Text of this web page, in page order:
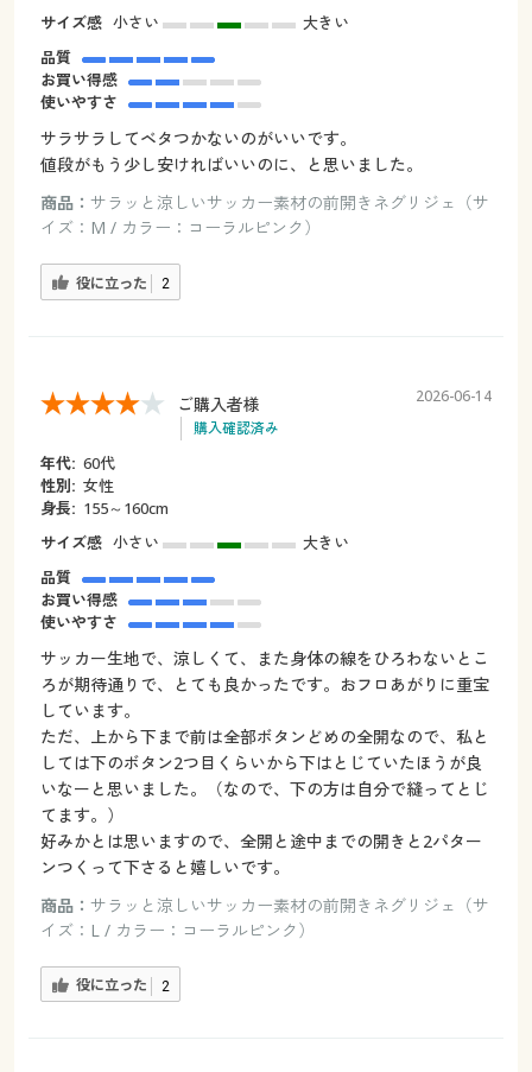
サイズ感 小さい
大きい
品質
お買い得感
使いやすさ
サラサラしてベタつかないのがいいです。
値段がもう少し安ければいいのに、と思いました。
商品： サラッと涼しいサッカー素材の前開きネグリジェ（サ
イズ：M / カラー：コーラルピンク）
役に立った 2
ご購入者様
購入確認済み
2026-06-14
年代: 60代
性別: 女性
身長: 155～160cm
サイズ感 小さい
大きい
品質
お買い得感
使いやすさ
サッカー生地で、涼しくて、また身体の線をひろわないとこ
ろが期待通りで、とても良かったです。おフロあがりに重宝
しています。
ただ、上から下まで前は全部ボタンどめの全開なので、私と
しては下のボタン2つ目くらいから下はとじていたほうが良
いなーと思いました。（なので、下の方は自分で縫ってとじ
てます。）
好みかとは思いますので、全開と途中までの開きと2パター
ンつくって下さると嬉しいです。
商品： サラッと涼しいサッカー素材の前開きネグリジェ（サ
イズ：L / カラー：コーラルピンク）
役に立った 2